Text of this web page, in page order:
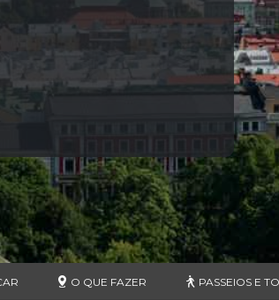
O QUE FAZER PASSEIOS E